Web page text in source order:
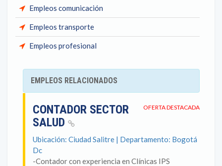
Empleos comunicación
Empleos transporte
Empleos profesional
EMPLEOS RELACIONADOS
OFERTA DESTACADA
CONTADOR SECTOR
SALUD
Ubicación: Ciudad Salitre | Departamento: Bogotá
Dc
-Contador con experiencia en Clínicas IPS